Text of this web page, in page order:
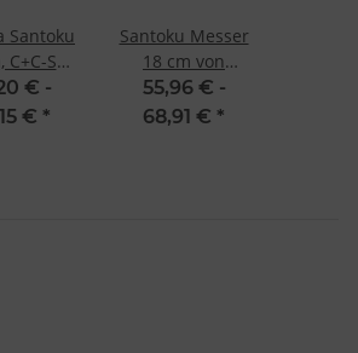
Santoku
C+C-SB
Dick
€ -
€ *
Santoku Messer
18 cm von
Premier Plus
Eurasia von Dick
55,96 € -
68,91 € *